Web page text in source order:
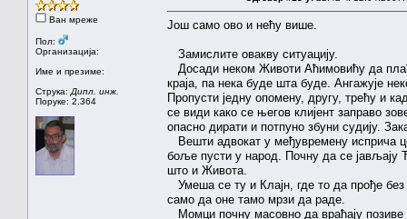
Ван мреже
Пол:
Организација:
Име и презиме:
Струка: Дипл. инж.
Поруке: 2.364
Још само ово и нећу више.
Замислите овакву ситуацију.
Досади неком Животи Аћимовићу да
краја, па нека буде шта буде. Ангажује
Пропусти једну опомену, другу, трећу и
се види како се његов клијент заправо
опасно дирати и потпуно збуни судију.
Вешти адвокат у међувремену исприча
боље пусти у народ. Почну да се јављају
што и Живота.
Умеша се ту и Клајн, где то да прође
само да оне тамо мрзи да раде.
Момци почну масовно да враћају позиве